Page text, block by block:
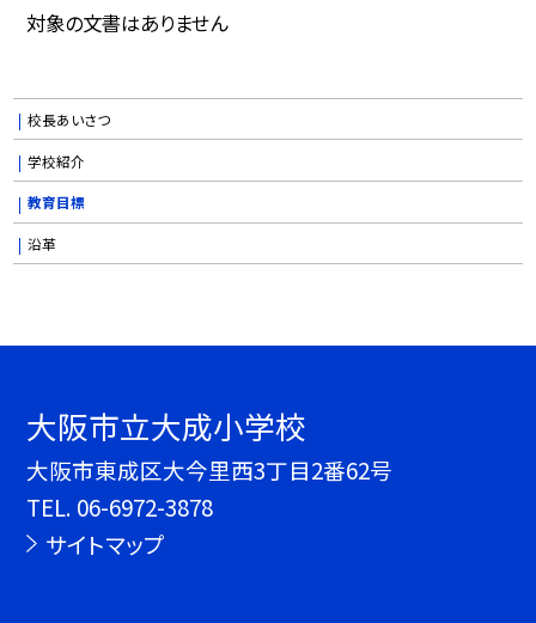
対象の文書はありません
校長あいさつ
学校紹介
教育目標
沿革
大阪市立大成小学校
大阪市東成区大今里西3丁目2番62号
TEL. 06-6972-3878
サイトマップ